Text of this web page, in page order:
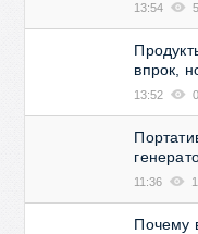
13:54
впрок,
13:52 0
11:36
Почему